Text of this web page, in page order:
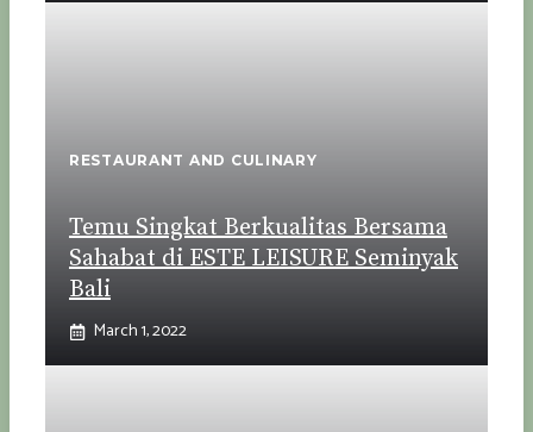
RESTAURANT AND CULINARY
Temu Singkat Berkualitas Bersama
Sahabat di ESTE LEISURE Seminyak
Bali
March 1, 2022